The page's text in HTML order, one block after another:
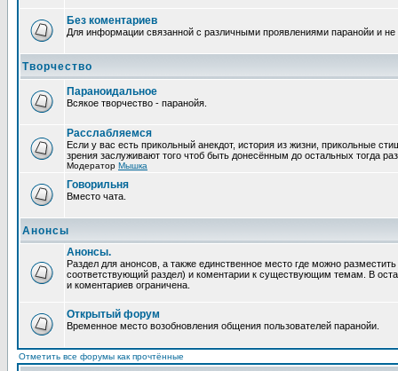
Без коментариев
Для информации связанной с различными проявлениями паранойи и
Творчество
Параноидальное
Всякое творчество - паранойя.
Расслабляемся
Если у вас есть прикольный анекдот, история из жизни, прикольные
зрения заслуживают того чтоб быть донесённым до остальных тогда
Модератор Мышка
Говорильня
Вместо чата.
Анонсы
Анонсы.
Раздел для анонсов, а также единственное место где можно
соответствующий раздел) и коментарии к существующим темам. В
и коментариев ограничена.
Открытый форум
Временное место возобновления общения пользователей паранойи.
Отметить все форумы как прочтённые